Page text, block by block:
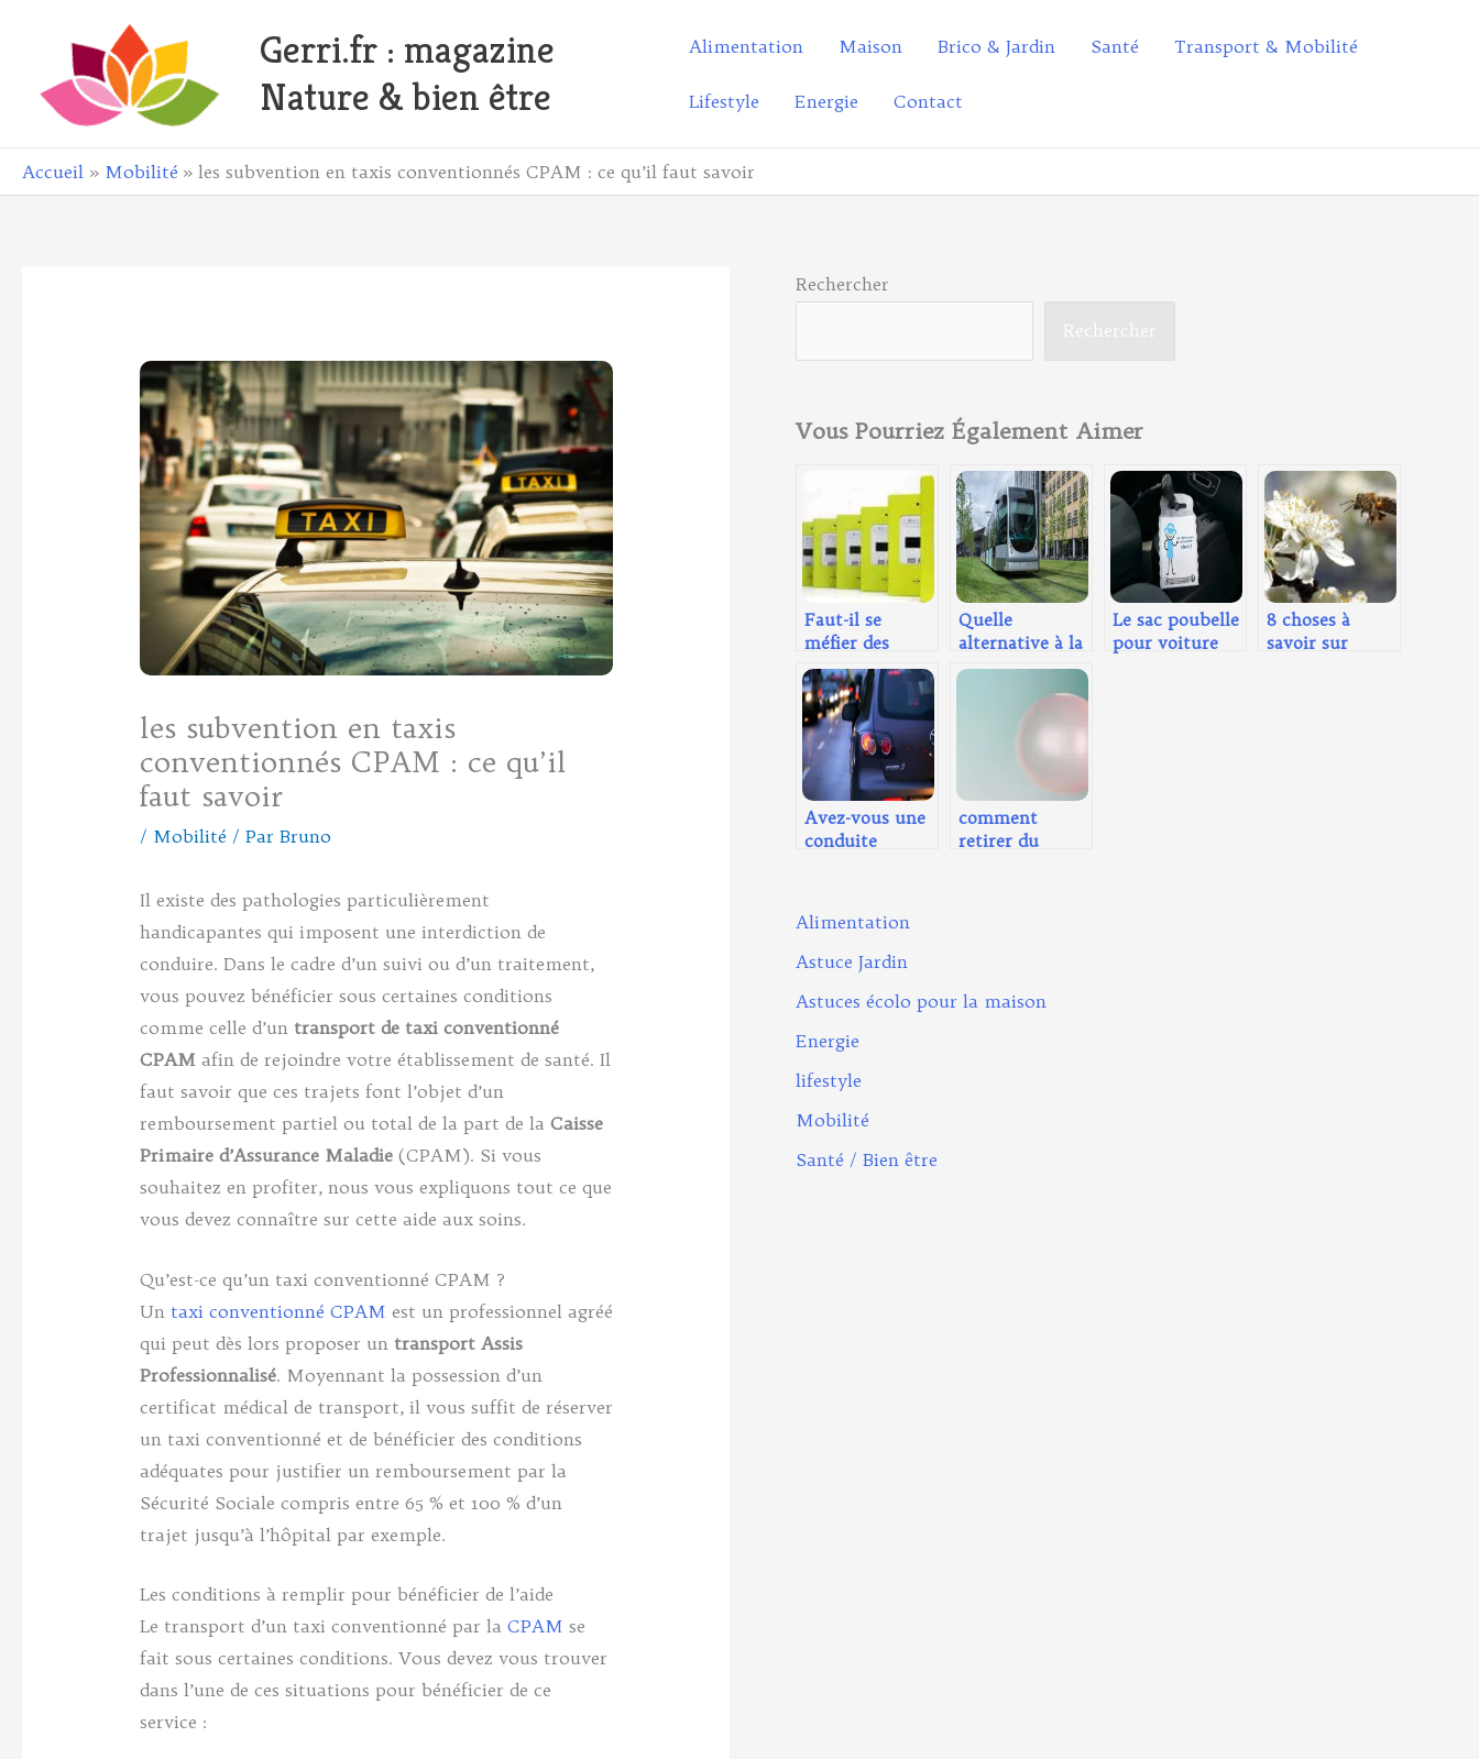
contenu
Gerri.fr : magazine
Nature & bien être
Alimentation Maison Brico & Jardin Santé Transport & Mobilité
Lifestyle Energie Contact
Accueil Mobilité les subvention en taxis conventionnés CPAM : ce qu’il faut savoir
les subvention en taxis
conventionnés CPAM : ce qu’il
faut savoir
/ Mobilité / Par Bruno
Il existe des pathologies particulièrement
handicapantes qui imposent une interdiction de
conduire. Dans le cadre d’un suivi ou d’un traitement,
vous pouvez bénéficier sous certaines conditions
comme celle d’un transport de taxi conventionné
CPAM afin de rejoindre votre établissement de santé. Il
faut savoir que ces trajets font l’objet d’un
remboursement partiel ou total de la part de la Caisse
Primaire d’Assurance Maladie(CPAM). Si vous
souhaitez en profiter, nous vous expliquons tout ce que
vous devez connaître sur cette aide aux soins.
Qu’est-ce qu’un taxi conventionné CPAM ?
Un taxi conventionné CPAM est un professionnel agréé
qui peut dès lors proposer un transport Assis
Professionnalisé. Moyennant la possession d’un
certificat médical de transport, il vous suffit de réserver
un taxi conventionné et de bénéficier des conditions
adéquates pour justifier un remboursement par la
Sécurité Sociale compris entre 65 % et 100 % d’un
trajet jusqu’à l’hôpital par exemple.
Les conditions à remplir pour bénéficier de l’aide
Le transport d’un taxi conventionné par la CPAM se
fait sous certaines conditions. Vous devez vous trouver
dans l’une de ces situations pour bénéficier de ce
service :
Rechercher
Rechercher
Vous Pourriez Également Aimer
Faut-il se
méfier des
compteurs
Linky ?
Quelle
alternative à la
voiture ?
Le sac poubelle
pour voiture
8 choses à
savoir sur
Avez-vous une
conduite
comment
retirer du
Alimentation
Astuce Jardin
Astuces écolo pour la maison
Energie
lifestyle
Mobilité
Santé / Bien être